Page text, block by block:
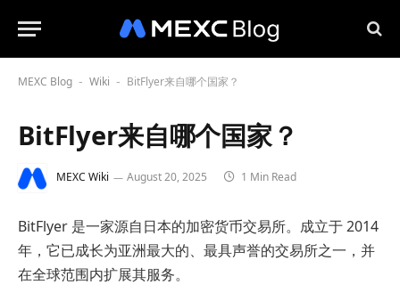
MEXC Blog - Wiki - BitFlyer来自哪个国家？
BitFlyer来自哪个国家？
MEXC Wiki August 20, 2025 1 Min Read
BitFlyer 是一家源自日本的加密货币交易所。成立于 2014
年，它已成长为亚洲最大的、最具声誉的交易所之一，并
在全球范围内扩展其服务。